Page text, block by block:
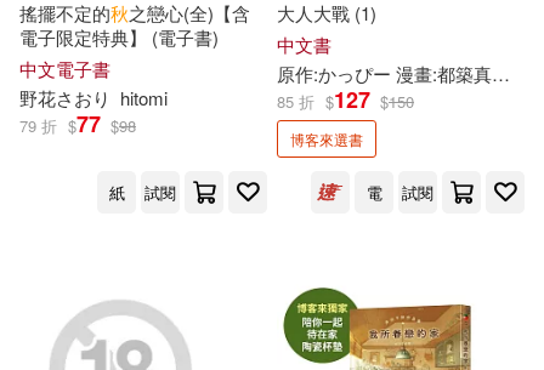
本書編寫組(30)
朵琳．芙秋(29) 秋久テオ(29)
秋妍(27)
秋屋すみ(25) 三秋縋(24)
外語教學與研究出版社(102)
社會科學文獻出版社(94)
電子工業出版社(88)
上海古籍出版社(83)
可菲律賓店取(11892)
本週上市新品(46)
搖擺不定的秋之戀心(全)【含
電子限定特典】 (電子書)
中文電子書
野花さおり hitomi
79 折 $77 $98
紙 試閱
大人大戰 (1)
中文書
原作:かっぴー 漫畫:都築真佐
85 折 $127 $150
博客來選書
電 試閱